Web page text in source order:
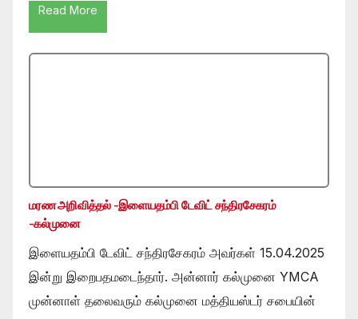
Read More
மரண அறிவித்தல் -இளையதம்பி டேவிட் சந்திரசேகரம்
-கல்முனை
இளையதம்பி டேவிட் சந்திரசேகரம் அவர்கள் 15.04.2025
இன்று இறைபதமடைந்தார். அன்னார் கல்முனை YMCA
முன்னாள் தலைவரும் கல்முனை மத்தியஸ்டர் சபையின்